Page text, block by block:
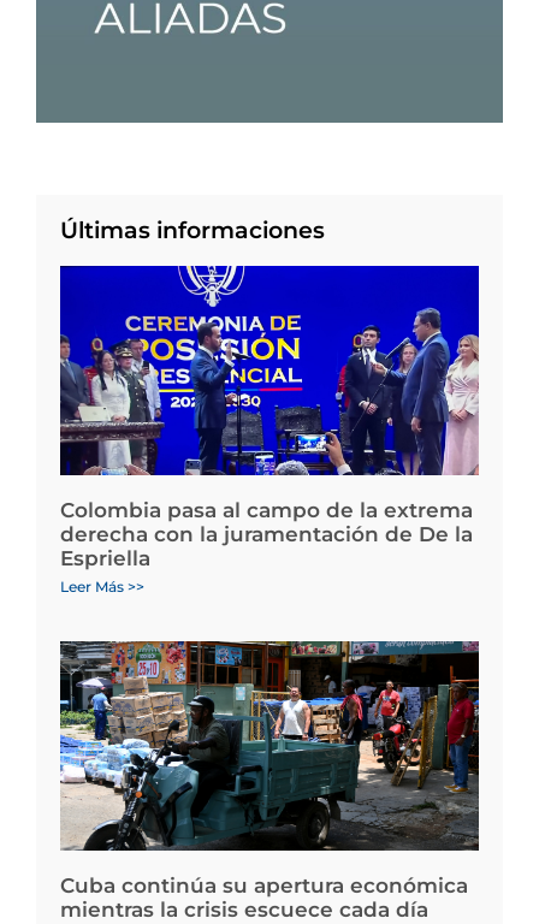
Últimas informaciones
Colombia pasa al campo de la extrema
derecha con la juramentación de De la
Espriella
Leer Más >>
Cuba continúa su apertura económica
mientras la crisis escuece cada día